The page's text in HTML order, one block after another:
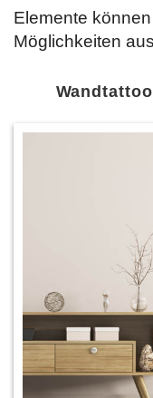
Elemente
Möglichkeiten